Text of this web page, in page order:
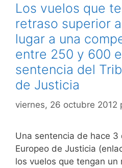
Los vuelos que
retraso superior
lugar a una
entre 250 y 600
sentencia del
de Justicia
viernes, 26 octubre 2012
Una sentencia de hace 3
Europeo de Justicia
los vuelos que tengan un